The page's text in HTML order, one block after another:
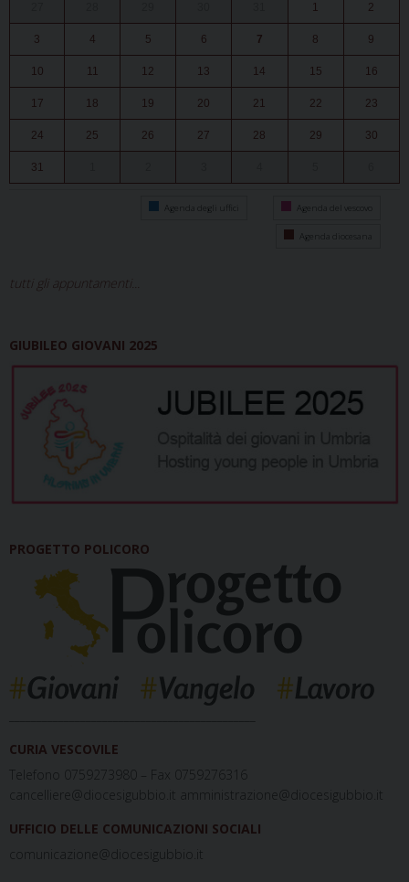
1 2
3 4 5 6 7 8 9
10 11 12 13 14 15 16
17 18 19 20 21 22 23
24 25 26 27 28 29 30
31
Agenda degli uffici Agenda del vescovo
Agenda diocesana
tutti gli appuntamenti...
GIUBILEO GIOVANI 2025
PROGETTO POLICORO
CURIA VESCOVILE
Telefono 0759273980 – Fax 0759276316
cancelliere@diocesigubbio.it amministrazione@diocesigubbio.it
UFFICIO DELLE COMUNICAZIONI SOCIALI
comunicazione@diocesigubbio.it